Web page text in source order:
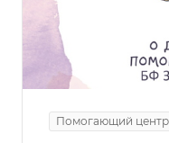
Помогающий центр